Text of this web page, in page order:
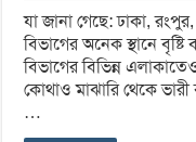
যা জানা গেছে: ঢাকা,
বিভাগের অনেক স্থানে
বিভাগের বিভিন্ন
কোথাও মাঝারি থেকে
…